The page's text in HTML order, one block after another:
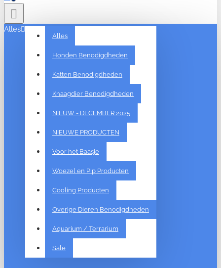
Alles
Alles
Honden Benodigdheden
Katten Benodigdheden
Knaagdier Benodigdheden
NIEUW - DECEMBER 2025
NIEUWE PRODUCTEN
Voor het Baasje
Woezel en Pip Producten
Cooling Producten
Overige Dieren Benodigdheden
Aquarium / Terrarium
Sale